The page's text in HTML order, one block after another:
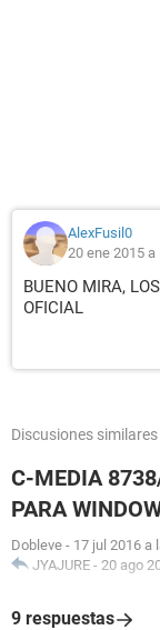
AlexFusil0
20 ene 2015 a
BUENO MIRA,
OFICIAL
Discusiones similares
C-MEDIA
PARA
Dobleve - 17 jul 2016 a
JYAJURE - 20 ago
9 respuestas